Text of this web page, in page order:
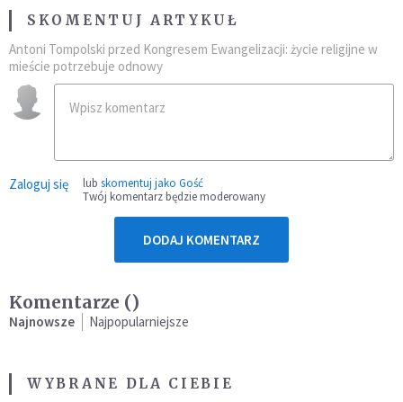
SKOMENTUJ ARTYKUŁ
Antoni Tompolski przed Kongresem Ewangelizacji: życie religijne w
mieście potrzebuje odnowy
Zaloguj się lub skomentuj jako Gość
Twój komentarz będzie moderowany
DODAJ KOMENTARZ
Komentarze ()
Najnowsze Najpopularniejsze
WYBRANE DLA CIEBIE